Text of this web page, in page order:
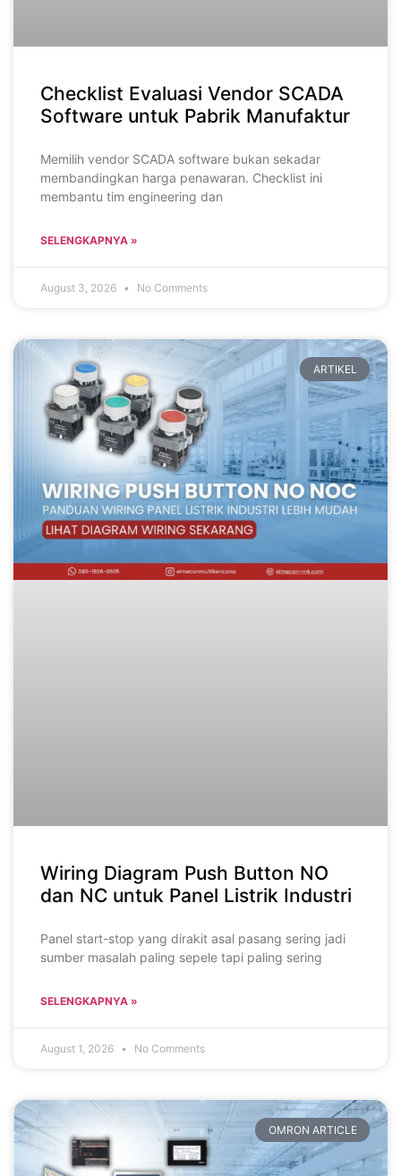
Checklist Evaluasi Vendor SCADA
Software untuk Pabrik Manufaktur
Memilih vendor SCADA software bukan sekadar
membandingkan harga penawaran. Checklist ini
membantu tim engineering dan
SELENGKAPNYA »
August 3, 2026 No Comments
ARTIKEL
Wiring Diagram Push Button NO
dan NC untuk Panel Listrik Industri
Panel start-stop yang dirakit asal pasang sering jadi
sumber masalah paling sepele tapi paling sering
SELENGKAPNYA »
August 1, 2026 No Comments
OMRON ARTICLE